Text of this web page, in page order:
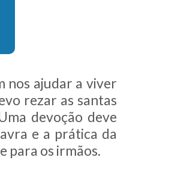
nos ajudar a viver
rezar as santas
devoção deve
e a prática da
para os irmãos.